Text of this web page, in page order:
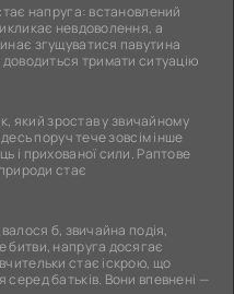
напруга: встановлений
невдоволення, а
згущуватися павутина
тримати ситуацію
який зростав у звичайному
поруч тече зовсім інше
і прихованої сили. Раптове
стає
б, звичайна подія,
битви, напруга досягає
стає іскрою, що
батьків. Вони впевнені —